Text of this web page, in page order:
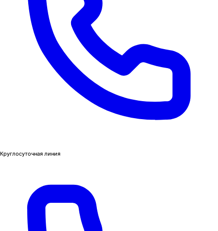
Круглосуточная линия